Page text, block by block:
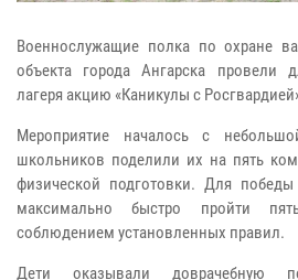
Военнослужащие полка по охране
объекта города Ангарска провели
лагеря акцию «Каникулы с
Мероприятие началось с
школьников поделили их на пять
физической подготовки. Для
максимально быстро пройти
соблюдением установленных правил.
Дети оказывали доврачебную